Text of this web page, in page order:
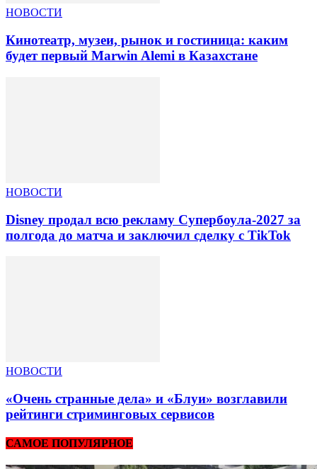
НОВОСТИ
Кинотеатр, музеи, рынок и гостиница: каким
будет первый Marwin Alemi в Казахстане
НОВОСТИ
Disney продал всю рекламу Супербоула-2027 за
полгода до матча и заключил сделку с TikTok
НОВОСТИ
«Очень странные дела» и «Блуи» возглавили
рейтинги стриминговых сервисов
САМОЕ ПОПУЛЯРНОЕ